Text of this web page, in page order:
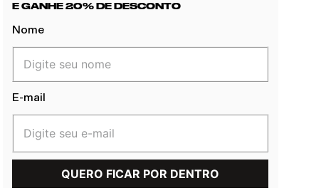
E GANHE 20% DE DESCONTO
Nome
E-mail